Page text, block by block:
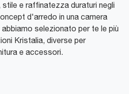
e raffinatezza duraturi negli
d'arredo in una camera
abbiamo selezionato per te le più
Kristalia, diverse per
e accessori.